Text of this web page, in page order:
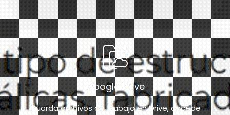
Google Drive
Guarda archivos de trabajo en Drive, accede